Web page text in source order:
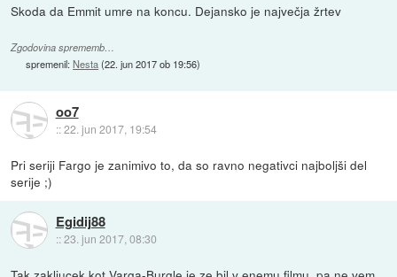
Skoda da Emmit umre na koncu. Dejansko je največja žrtev
Zgodovina sprememb…
spremenil:Nesta(22. jun 2017 ob 19:56)
oo7
::22. jun 2017, 19:54
Pri seriji Fargo je zanimivo to, da so ravno negativci najboljši del
serije ;)
Egidij88
::23. jun 2017, 08:30